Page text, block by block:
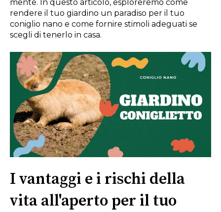
mente. In questo articolo, esploreremo come
rendere il tuo giardino un paradiso per il tuo
coniglio nano e come fornire stimoli adeguati se
scegli di tenerlo in casa.
I vantaggi e i rischi della
vita all'aperto per il tuo